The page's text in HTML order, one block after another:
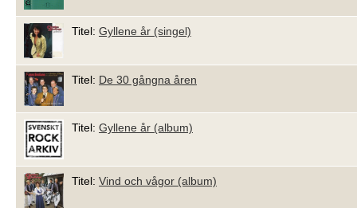
Titel: Gyllene år (singel)
Titel: De 30 gångna åren
Titel: Gyllene år (album)
Titel: Vind och vågor (album)